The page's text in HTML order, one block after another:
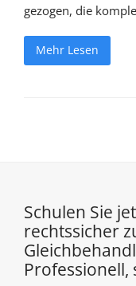
gezogen, die
Mehr Lesen
Schulen Sie
rechtssicher
Professionell,